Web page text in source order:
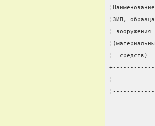
¦ЗИП,
¦
¦
¦